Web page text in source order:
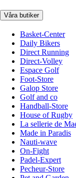
Våra butiker
Basket-Center
Daily Bikers
Direct Running
Direct-Volley
Espace Golf
Foot-Store
Galop Store
Golf and co
Handball-Store
House of Rugby
La sellerie de
Made in Paradis
Nauti-wave
On-Fight
Padel-Expert
Pecheur-Store